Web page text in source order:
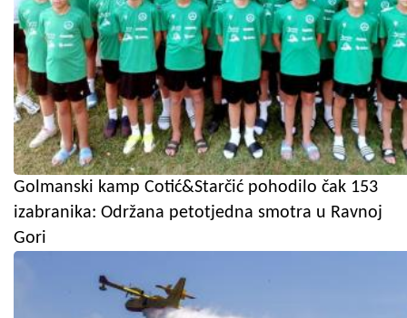
Golmanski kamp Cotić&Starčić pohodilo čak 153
izabranika: Održana petotjedna smotra u Ravnoj
Gori